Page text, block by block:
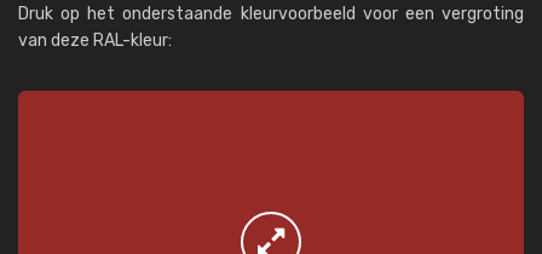
Druk op het onderstaande kleurvoorbeeld voor een vergroting
van deze RAL-kleur: